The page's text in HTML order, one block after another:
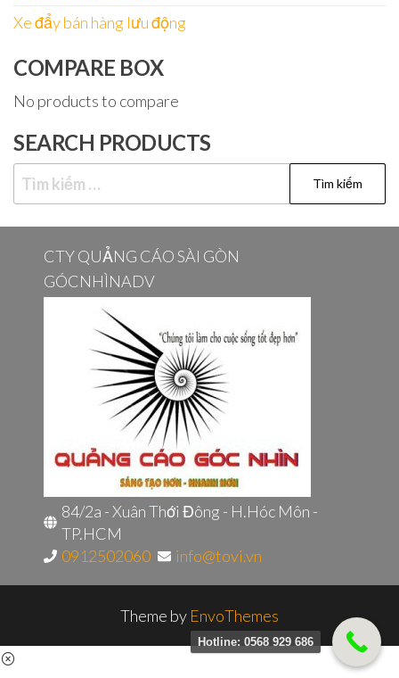
Xe đẩy bán hàng lưu động
COMPARE BOX
No products to compare
SEARCH PRODUCTS
Tìm
kiếm
cho:
CTY QUẢNG CÁO SÀI GÒN
GÓCNHÌNADV
84/2a - Xuân Thới Đông - H.Hóc Môn -
TP.HCM
0912502060
info@tovi.vn
Theme by EnvoThemes
Hotline: 0568 929 686